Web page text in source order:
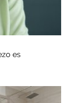
es